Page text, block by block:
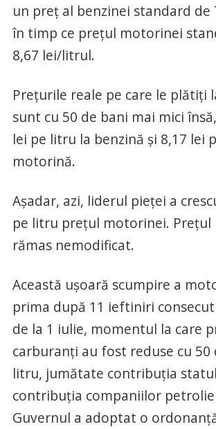
un preț al benzinei standard de
în timp ce prețul motorinei
8,67 lei/litrul.
Prețurile reale pe care le plătiți
sunt cu 50 de bani mai mici
lei pe litru la benzină și 8,17 lei
motorină.
Așadar, azi, liderul pieței a
pe litru prețul motorinei. Prețul
rămas nemodificat.
Această ușoară scumpire a
prima după 11 ieftiniri
de la 1 iulie, momentul la care
carburanți au fost reduse cu 50
litru, jumătate contribuția
contribuția companiilor
Guvernul a adoptat o